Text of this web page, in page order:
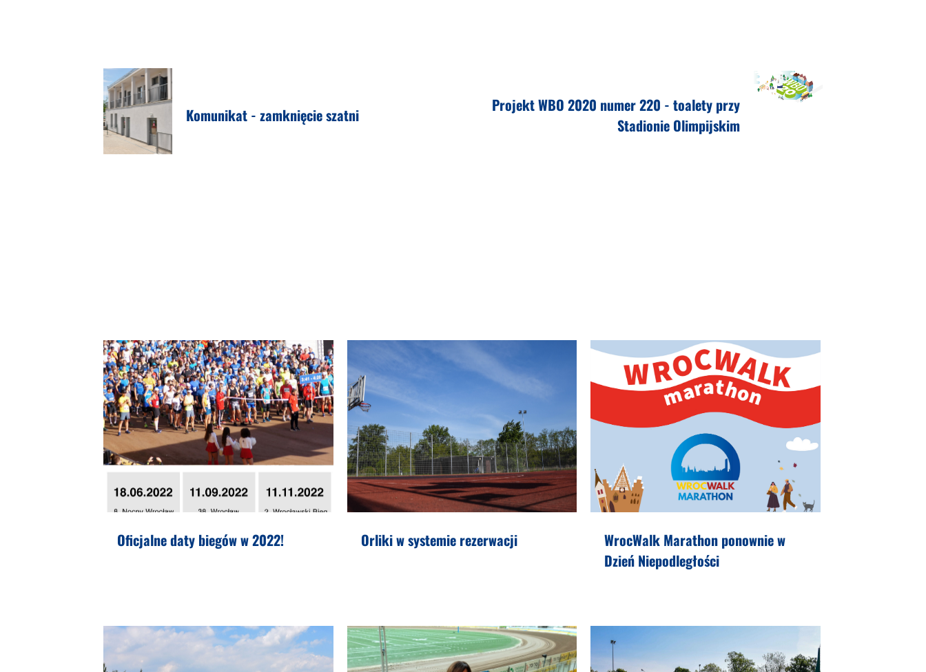
Komunikat - zamknięcie szatni
Projekt WBO 2020 numer 220 - toalety przy
Stadionie Olimpijskim
Oficjalne daty biegów w 2022! Orliki w systemie rezerwacji
WrocWalk Marathon ponownie w
Dzień Niepodległości